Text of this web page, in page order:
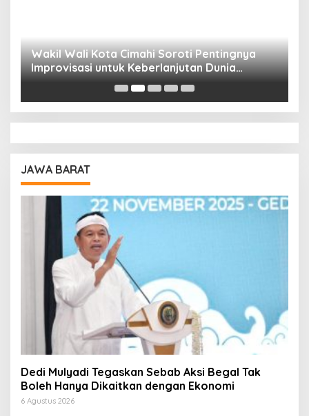
Wakil Wali Kota Cimahi Soroti Pentingnya
Improvisasi untuk Keberlanjutan Dunia
Pendidikan
JAWA BARAT
Dedi Mulyadi Tegaskan Sebab Aksi Begal Tak
Boleh Hanya Dikaitkan dengan Ekonomi
6 Agustus 2026